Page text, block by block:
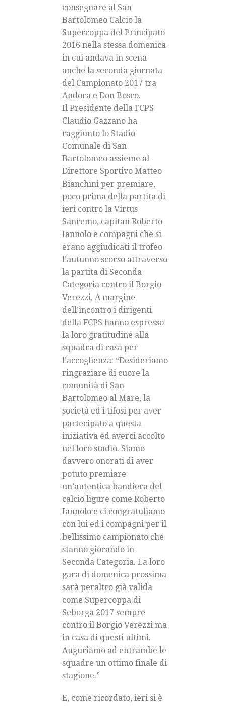
consegnare al San
Bartolomeo Calcio la
Supercoppa del Principato
2016 nella stessa domenica
in cui andava in scena
anche la seconda giornata
del Campionato 2017 tra
Andora e Don Bosco.
Il Presidente della FCPS
Claudio Gazzano ha
raggiunto lo Stadio
Comunale di San
Bartolomeo assieme al
Direttore Sportivo Matteo
Bianchini per premiare,
poco prima della partita di
ieri contro la Virtus
Sanremo, capitan Roberto
Iannolo e compagni che si
erano aggiudicati il trofeo
l’autunno scorso attraverso
la partita di Seconda
Categoria contro il Borgio
Verezzi. A margine
dell’incontro i dirigenti
della FCPS hanno espresso
la loro gratitudine alla
squadra di casa per
l’accoglienza: “Desideriamo
ringraziare di cuore la
comunità di San
Bartolomeo al Mare, la
società ed i tifosi per aver
partecipato a questa
iniziativa ed averci accolto
nel loro stadio. Siamo
davvero onorati di aver
potuto premiare
un’autentica bandiera del
calcio ligure come Roberto
Iannolo e ci congratuliamo
con lui ed i compagni per il
bellissimo campionato che
stanno giocando in
Seconda Categoria. La loro
gara di domenica prossima
sarà peraltro già valida
come Supercoppa di
Seborga 2017 sempre
contro il Borgio Verezzi ma
in casa di questi ultimi.
Auguriamo ad entrambe le
squadre un ottimo finale di
stagione.”
E, come ricordato, ieri si è